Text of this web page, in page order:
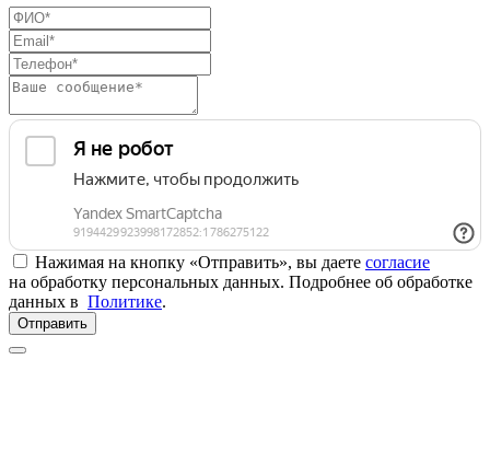
Нажимая на кнопку «Отправить», вы даете согласие
на обработку персональных данных. Подробнее об обработке
данных в Политике.
Отправить